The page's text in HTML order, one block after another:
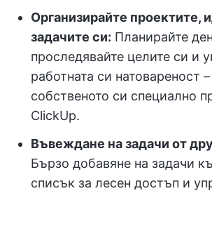
Организирайте проектите,
задачите си: Планирайте
проследявайте целите си и
работната си натовареност
собственото си специално
ClickUp.
Въвеждане на задачи от
Бързо добавяне на задачи
списък за лесен достъп и